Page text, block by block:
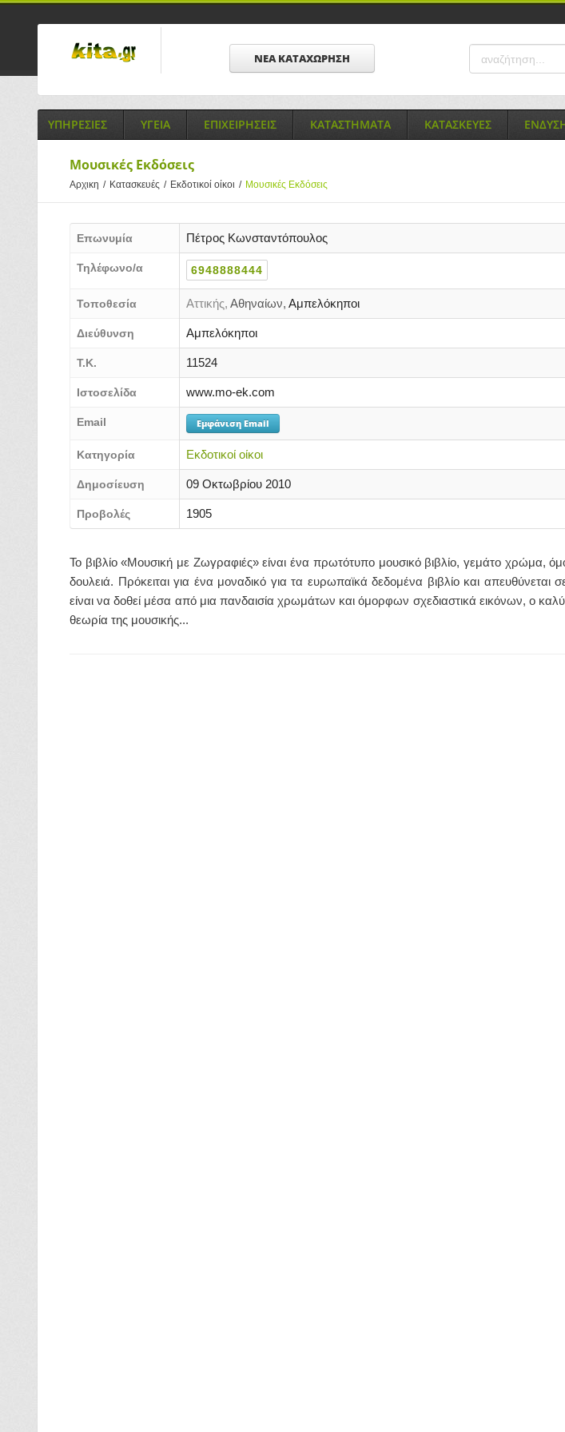
ΝΕΑ ΚΑΤΑΧΩΡΗΣΗ
ΥΠΗΡΕΣΙΕΣ ΥΓΕΙΑ ΕΠΙΧΕΙΡΗΣΕΙΣ ΚΑΤΑΣΤΗΜΑΤΑ ΚΑΤΑΣΚΕΥΕΣ
Μουσικές Εκδόσεις
Αρχικη / Κατασκευές / Εκδοτικοί οίκοι / Μουσικές Εκδόσεις
Επωνυμία Πέτρος Κωνσταντόπουλος
Τηλέφωνο/α 6948888444
Τοποθεσία Αττικής, Αθηναίων, Αμπελόκηποι
Διεύθυνση Αμπελόκηποι
Τ.Κ. 11524
Ιστοσελίδα www.mo-ek.com
Email Εμφάνιση Email
Κατηγορία Εκδοτικοί οίκοι
Δημοσίευση 09 Οκτωβρίου 2010
Προβολές 1905
Το βιβλίο «Μουσική με Ζωγραφιές» είναι ένα πρωτότυπο μουσικό βιβλίο, γεμάτο χρώμα,
δουλειά. Πρόκειται για ένα μοναδικό για τα ευρωπαϊκά δεδομένα βιβλίο και απευθύνεται
είναι να δοθεί μέσα από μια πανδαισία χρωμάτων και όμορφων σχεδιαστικά εικόνων, ο
θεωρία της μουσικής...